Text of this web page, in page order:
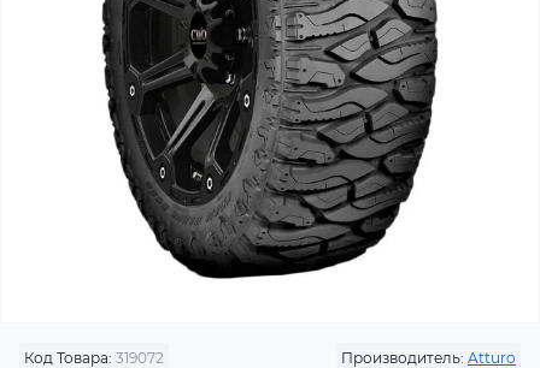
Код Товара: 319072 Производитель: Atturo